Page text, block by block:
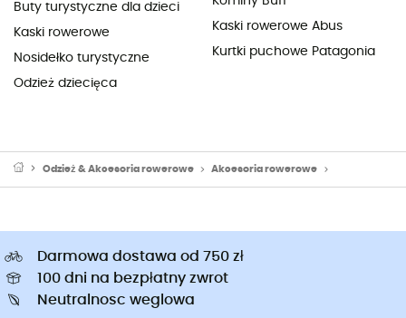
Buty turystyczne dla dzieci
Kaski rowerowe
Nosidełko turystyczne
Odzież dziecięca
Kaski rowerowe Abus
Kurtki puchowe Patagonia
Odzież & Akcesoria rowerowe Akcesoria rowerowe
Darmowa dostawa od 750 zł
100 dni na bezpłatny zwrot
Neutralnosc weglowa